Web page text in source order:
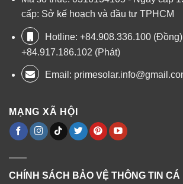
cấp: Sở kế hoạch và đầu tư TPHCM
Hotline: +84.908.336.100
+84.917.186.102 (Phát)
Email:
MẠNG XÃ HỘI
CHÍNH SÁCH BẢO VỆ THÔNG TIN